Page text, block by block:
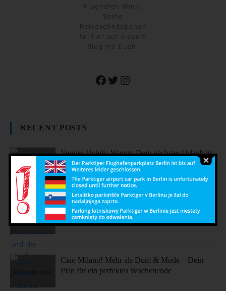
Flughafen Wien.
Seine
Reiseschnäppchen
teilt er auf diesem
Blog mit Euch.
Facebook
TwitterInstagram
RECENT POSTS
Vergiss Hotels: Warum Dein nächster Urlaub in
einem dieser coolen Airbnbs stattfinden sollte.
Sonne, Stil, Sehenswürdigkeiten – So fühlt sich
Barcelona an
Ciao Milano! Mehr als Dom & Mode – Dein
Plan für ein perfektes Wochenende